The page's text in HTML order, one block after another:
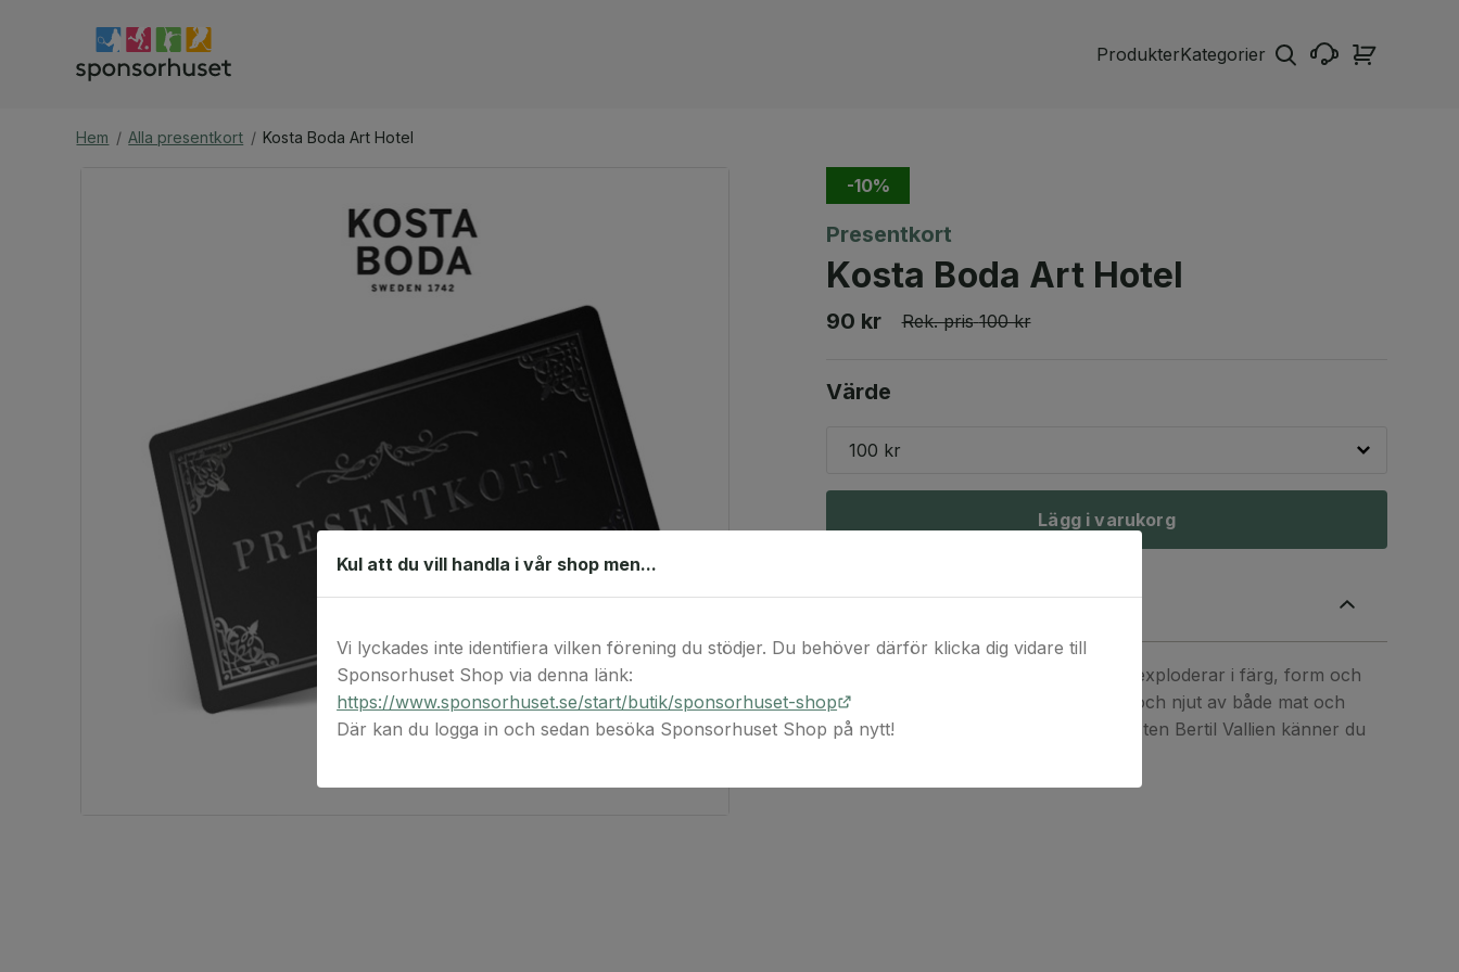
ProdukterKategorier
Hem / Alla presentkort / Kosta Boda Art Hotel
-10%
Presentkort
Kosta Boda Art Hotel
90 kr Rek. pris 100 kr
Värde
100 kr
Lägg i varukorg
Produktbeskrivning
Kosta Boda Art Hotel är hotellet som exploderar i färg, form och
njutning. Koppla av vid hotellets pool och njut av både mat och
dryck. I lobbyn designad av världsartisten Bertil Vallien känner du
Kul att du vill handla i vår shop men...
Vi lyckades inte identifiera vilken förening du stödjer. Du behöver därför klicka dig vidare till
Sponsorhuset Shop via denna länk:
https://www.sponsorhuset.se/start/butik/sponsorhuset-shop
Där kan du logga in och sedan besöka Sponsorhuset Shop på nytt!